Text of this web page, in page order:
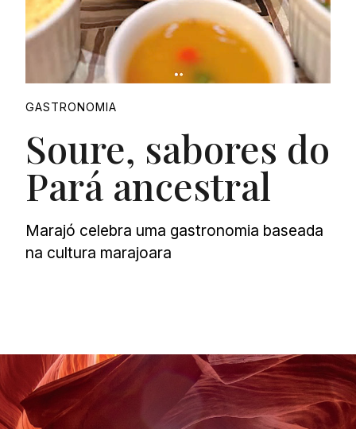
GASTRONOMIA
Soure, sabores do
Pará ancestral
Marajó celebra uma gastronomia baseada
na cultura marajoara